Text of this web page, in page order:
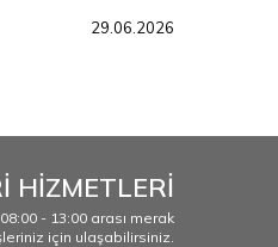
29.06.2026
HİZMETLERİ
- 13:00 arası merak
için ulaşabilirsiniz.